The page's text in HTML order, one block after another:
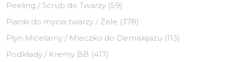
Peeling / Scrub do Twarzy (59)
Pianki do mycia twarzy / Żele (378)
Płyn Micelarny / Mleczko do Demakijażu (113)
Podkłady / Kremy BB (417)